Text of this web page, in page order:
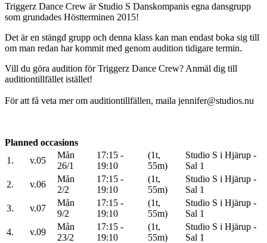
Triggerz Dance Crew är Studio S Danskompanis egna dansgrupp
som grundades Höstterminen 2015!
Det är en stängd grupp och denna klass kan man endast boka sig till
om man redan har kommit med genom audition tidigare termin.
Vill du göra audition för Triggerz Dance Crew? Anmäl dig till
auditiontillfället istället!
För att få veta mer om auditiontillfällen, maila jennifer@studios.nu
Planned occasions
1.
v.05
Mån
26/1
17:15 -
19:10
(1t,
55m)
Studio S i Hjärup -
Sal 1
2.
v.06
Mån
2/2
17:15 -
19:10
(1t,
55m)
Studio S i Hjärup -
Sal 1
3.
v.07
Mån
9/2
17:15 -
19:10
(1t,
55m)
Studio S i Hjärup -
Sal 1
4.
v.09
Mån
23/2
17:15 -
19:10
(1t,
55m)
Studio S i Hjärup -
Sal 1